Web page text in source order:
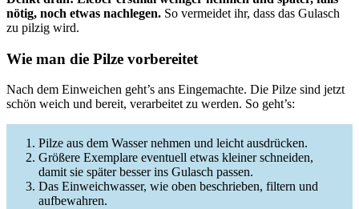
nötig, noch etwas nachlegen. So vermeidet ihr, dass das Gulasch
zu pilzig wird.
Wie man die Pilze vorbereitet
Nach dem Einweichen geht’s ans Eingemachte. Die Pilze sind jetzt
schön weich und bereit, verarbeitet zu werden. So geht’s:
Pilze aus dem Wasser nehmen und leicht ausdrücken.
Größere Exemplare eventuell etwas kleiner schneiden,
damit sie später besser ins Gulasch passen.
Das Einweichwasser, wie oben beschrieben, filtern und
aufbewahren.